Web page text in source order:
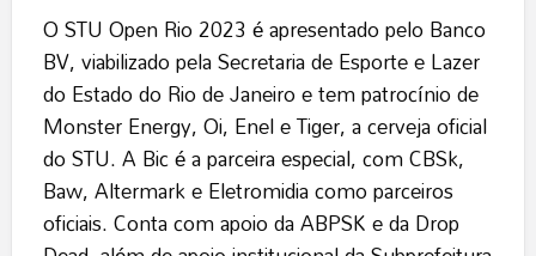
O STU Open Rio 2023 é apresentado pelo Banco
BV, viabilizado pela Secretaria de Esporte e Lazer
do Estado do Rio de Janeiro e tem patrocínio de
Monster Energy, Oi, Enel e Tiger, a cerveja oficial
do STU. A Bic é a parceira especial, com CBSk,
Baw, Altermark e Eletromidia como parceiros
oficiais. Conta com apoio da ABPSK e da Drop